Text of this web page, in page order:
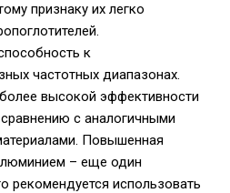
признаку их легко
к
частотных диапазонах.
высокой эффективности
с аналогичными
Повышенная
– еще один
рекомендуется использовать